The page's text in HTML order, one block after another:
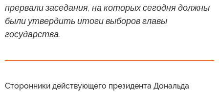
прервали заседания, на которых сегодня должны
были утвердить итоги выборов главы
государства.
Сторонники действующего президента Дональда